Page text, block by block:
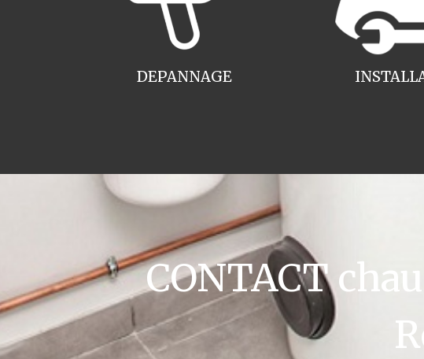
DEPANNAGE
CONTACT